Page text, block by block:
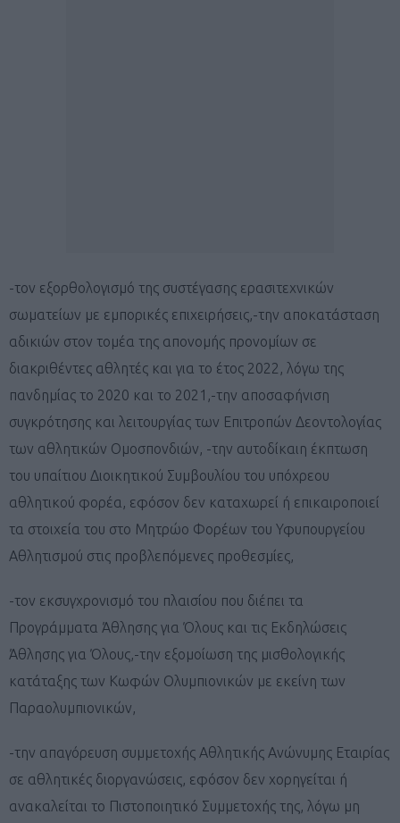
-τον εξορθολογισμό της συστέγασης ερασιτεχνικών
σωματείων με εμπορικές επιχειρήσεις,-την αποκατάσταση
αδικιών στον τομέα της απονομής προνομίων σε
διακριθέντες αθλητές και για το έτος 2022, λόγω της
πανδημίας το 2020 και το 2021,-την αποσαφήνιση
συγκρότησης και λειτουργίας των Επιτροπών Δεοντολογίας
των αθλητικών Ομοσπονδιών, -την αυτοδίκαιη έκπτωση
του υπαίτιου Διοικητικού Συμβουλίου του υπόχρεου
αθλητικού φορέα, εφόσον δεν καταχωρεί ή επικαιροποιεί
τα στοιχεία του στο Μητρώο Φορέων του Υφυπουργείου
Αθλητισμού στις προβλεπόμενες προθεσμίες,
-τον εκσυγχρονισμό του πλαισίου που διέπει τα
Προγράμματα Άθλησης για Όλους και τις Εκδηλώσεις
Άθλησης για Όλους,-την εξομοίωση της μισθολογικής
κατάταξης των Κωφών Ολυμπιονικών με εκείνη των
Παραολυμπιονικών,
-την απαγόρευση συμμετοχής Αθλητικής Ανώνυμης Εταιρίας
σε αθλητικές διοργανώσεις, εφόσον δεν χορηγείται ή
ανακαλείται το Πιστοποιητικό Συμμετοχής της, λόγω μη